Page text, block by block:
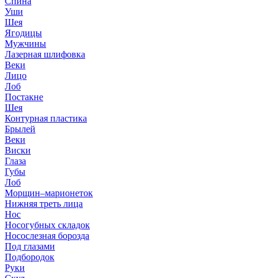
Уши
Шея
Ягодицы
Мужчины
Лазерная шлифовка
Веки
Лицо
Лоб
Постакне
Шея
Контурная пластика
Брылей
Веки
Виски
Глаза
Губы
Лоб
Морщин–марионеток
Нижняя треть лица
Нос
Носогубных складок
Носослезная борозда
Под глазами
Подбородок
Руки